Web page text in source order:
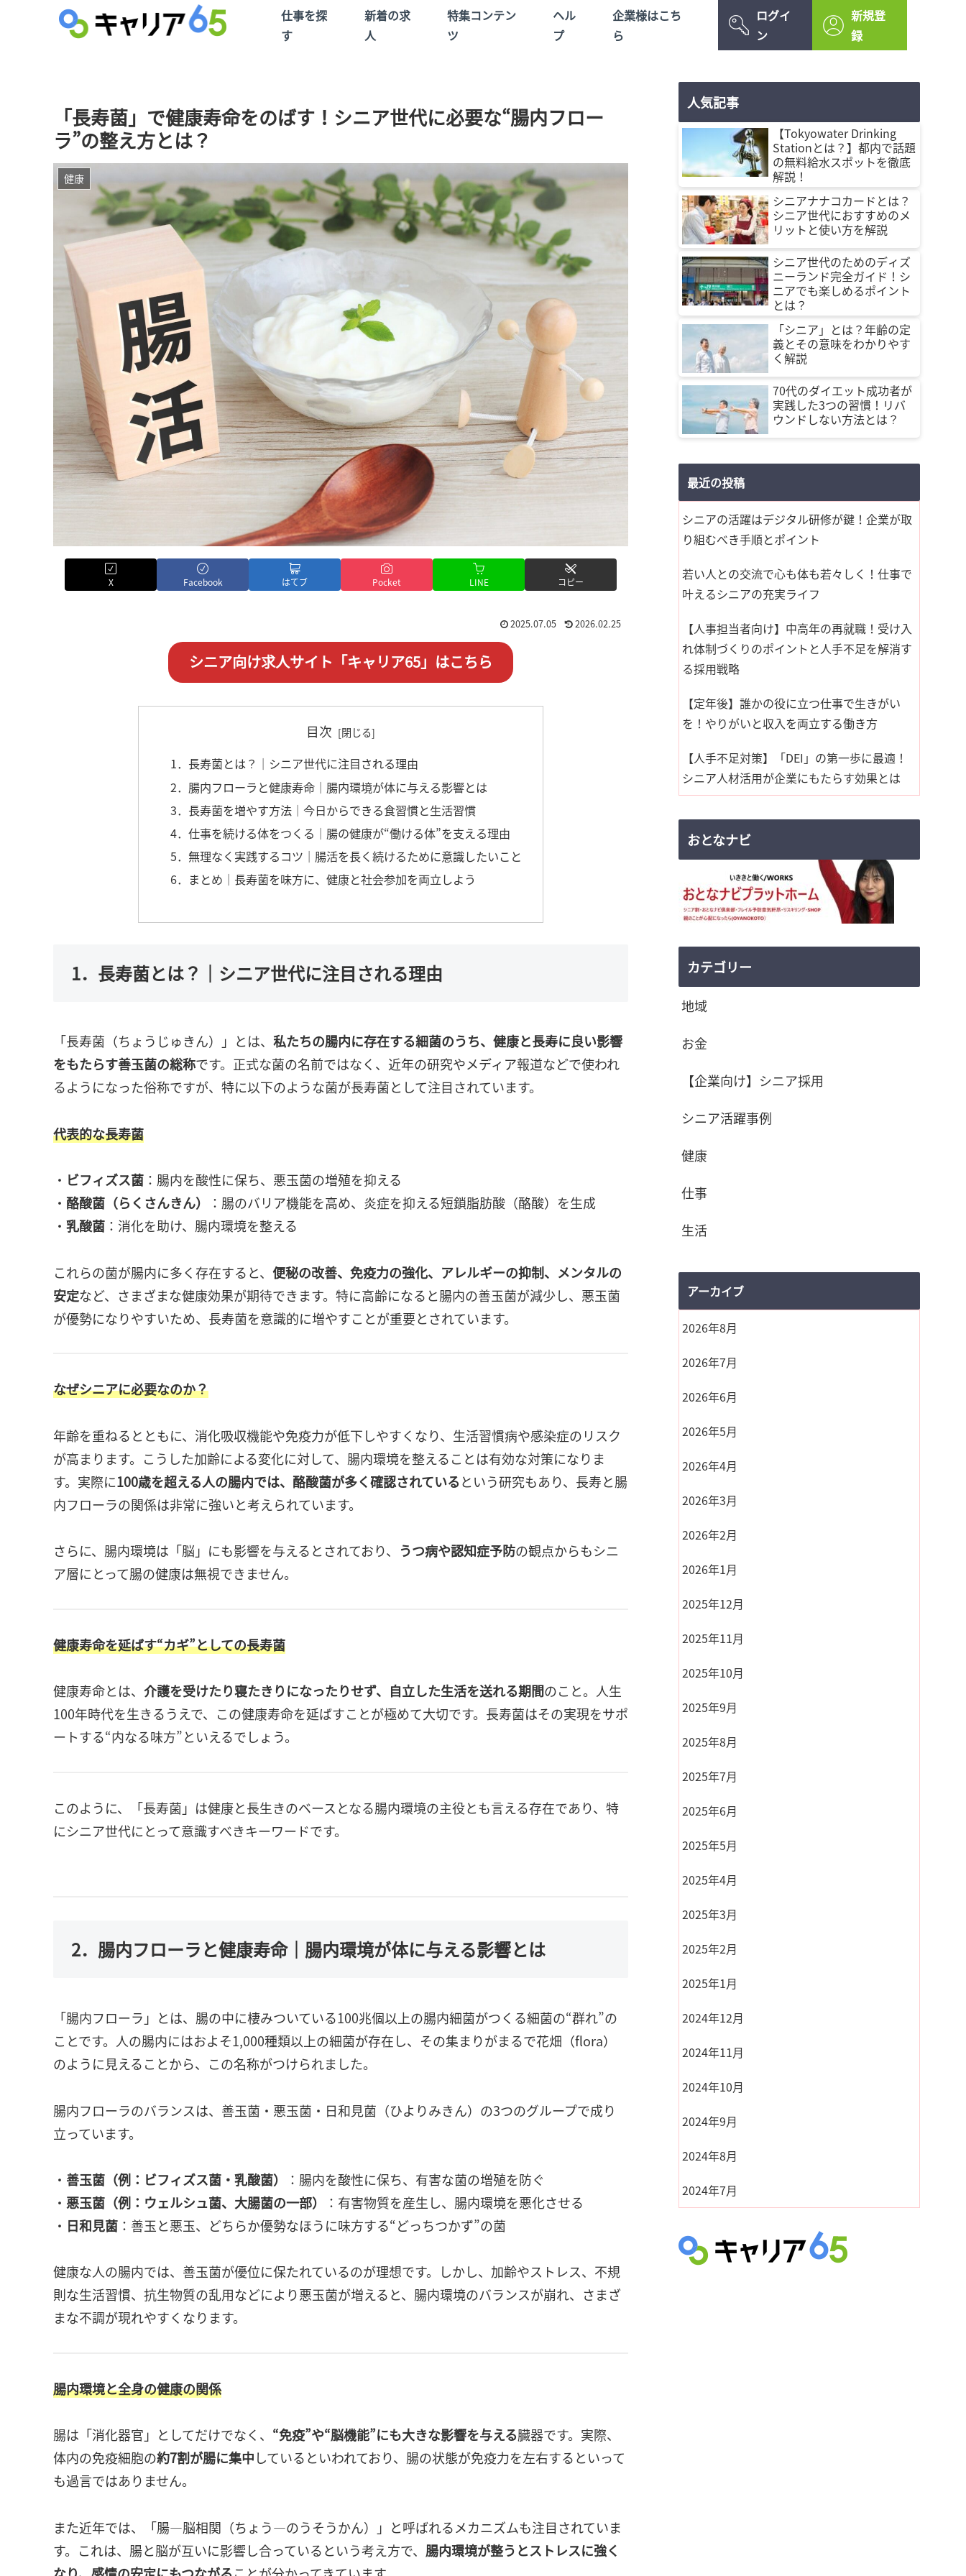
仕事を探
す
新着の求
人
特集コンテン
ツ
ヘル
プ
企業様はこち
ら
ログイ
ン
新規登
録
「長寿菌」で健康寿命をのばす！シニア世代に必要な“腸内フロー
ラ”の整え方とは？
健康
X Facebook はてブ Pocket LINE コピー
2025.07.05 2026.02.25
シニア向け求人サイト「キャリア65」はこちら
目次
1．長寿菌とは？｜シニア世代に注目される理由
2．腸内フローラと健康寿命｜腸内環境が体に与える影響とは
3．長寿菌を増やす方法｜今日からできる食習慣と生活習慣
4．仕事を続ける体をつくる｜腸の健康が“働ける体”を支える理由
5．無理なく実践するコツ｜腸活を長く続けるために意識したいこと
6．まとめ｜長寿菌を味方に、健康と社会参加を両立しよう
1．長寿菌とは？｜シニア世代に注目される理由
「長寿菌（ちょうじゅきん）」とは、 私たちの腸内に存在する細菌のうち、健康と長寿に良い影響
をもたらす善玉菌の総称です。正式な菌の名前ではなく、近年の研究やメディア報道などで使われ
るようになった俗称ですが、特に以下のような菌が長寿菌として注目されています。
代表的な長寿菌
・ ビフィズス菌 ：腸内を酸性に保ち、悪玉菌の増殖を抑える
・ 酪酸菌（らくさんきん）
：腸のバリア機能を高め、炎症を抑える短鎖脂肪酸（酪酸）を生成
・ 乳酸菌 ：消化を助け、腸内環境を整える
これらの菌が腸内に多く存在すると、 便秘の改善、免疫力の強化、アレルギーの抑制、メンタルの
安定など、さまざまな健康効果が期待できます。特に高齢になると腸内の善玉菌が減少し、悪玉菌
が優勢になりやすいため、長寿菌を意識的に増やすことが重要とされています。
なぜシニアに必要なのか？
年齢を重ねるとともに、消化吸収機能や免疫力が低下しやすくなり、生活習慣病や感染症のリスク
が高まります。こうした加齢による変化に対して、腸内環境を整えることは有効な対策になりま
す。実際に100歳を超える人の腸内では、酪酸菌が多く確認されているという研究もあり、長寿と腸
内フローラの関係は非常に強いと考えられています。
さらに、腸内環境は「脳」にも影響を与えるとされており、 うつ病や認知症予防の観点からもシニ
ア層にとって腸の健康は無視できません。
健康寿命を延ばす“カギ”としての長寿菌
健康寿命とは、 介護を受けたり寝たきりになったりせず、自立した生活を送れる期間のこと。人生
100年時代を生きるうえで、この健康寿命を延ばすことが極めて大切です。長寿菌はその実現をサポ
ートする“内なる味方”といえるでしょう。
このように、「長寿菌」は健康と長生きのベースとなる腸内環境の主役とも言える存在であり、特
にシニア世代にとって意識すべきキーワードです。
2．腸内フローラと健康寿命｜腸内環境が体に与える影響とは
「腸内フローラ」とは、腸の中に棲みついている100兆個以上の腸内細菌がつくる細菌の“群れ”の
ことです。人の腸内にはおよそ1,000種類以上の細菌が存在し、その集まりがまるで花畑（flora）
のように見えることから、この名称がつけられました。
腸内フローラのバランスは、善玉菌・悪玉菌・日和見菌（ひよりみきん）の3つのグループで成り
立っています。
・ 善玉菌（例：ビフィズス菌・乳酸菌）
：腸内を酸性に保ち、有害な菌の増殖を防ぐ
・ 悪玉菌（例：ウェルシュ菌、大腸菌の一部）
：有害物質を産生し、腸内環境を悪化させる
・ 日和見菌 ：善玉と悪玉、どちらか優勢なほうに味方する“どっちつかず”の菌
健康な人の腸内では、善玉菌が優位に保たれているのが理想です。しかし、加齢やストレス、不規
則な生活習慣、抗生物質の乱用などにより悪玉菌が増えると、腸内環境のバランスが崩れ、さまざ
まな不調が現れやすくなります。
腸内環境と全身の健康の関係
腸は「消化器官」としてだけでなく、 “免疫”や“脳機能”にも大きな影響を与える臓器です。実際、
体内の免疫細胞の約7割が腸に集中しているといわれており、腸の状態が免疫力を左右するといって
も過言ではありません。
また近年では、「腸―脳相関（ちょう―のうそうかん）」と呼ばれるメカニズムも注目されていま
す。これは、腸と脳が互いに影響し合っているという考え方で、 腸内環境が整うとストレスに強く
人気記事
【Tokyowater Drinking
Stationとは？】都内で話題
の無料給水スポットを徹底
解説！
シニアナナコカードとは？
シニア世代におすすめのメ
リットと使い方を解説
シニア世代のためのディズ
ニーランド完全ガイド！シ
ニアでも楽しめるポイント
とは？
「シニア」とは？年齢の定
義とその意味をわかりやす
く解説
70代のダイエット成功者が
実践した3つの習慣！リバ
ウンドしない方法とは？
最近の投稿
シニアの活躍はデジタル研修が鍵！企業が取
り組むべき手順とポイント
若い人との交流で心も体も若々しく！仕事で
叶えるシニアの充実ライフ
【人事担当者向け】中高年の再就職！受け入
れ体制づくりのポイントと人手不足を解消す
る採用戦略
【定年後】誰かの役に立つ仕事で生きがい
を！やりがいと収入を両立する働き方
【人手不足対策】「DEI」の第一歩に最適！
シニア人材活用が企業にもたらす効果とは
おとなナビ
カテゴリー
地域
お金
【企業向け】シニア採用
シニア活躍事例
健康
仕事
生活
アーカイブ
2026年8月
2026年7月
2026年6月
2026年5月
2026年4月
2026年3月
2026年2月
2026年1月
2025年12月
2025年11月
2025年10月
2025年9月
2025年8月
2025年7月
2025年6月
2025年5月
2025年4月
2025年3月
2025年2月
2025年1月
2024年12月
2024年11月
2024年10月
2024年9月
2024年8月
2024年7月